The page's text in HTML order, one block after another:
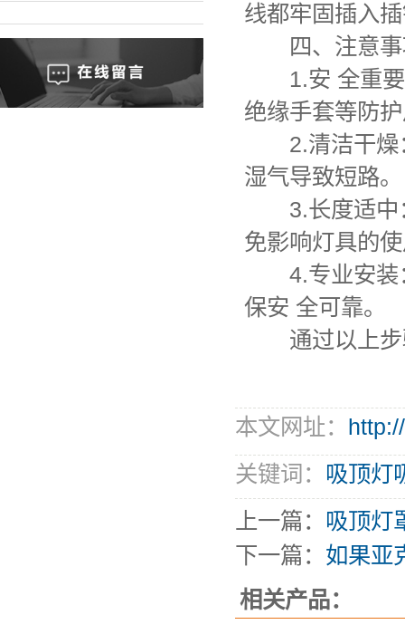
线都牢固插入
四、注意事
1.安 全重要
绝缘手套等防
2.清洁干燥：
湿气导致短路。
3.长度适中：
免影响灯具的
4.专业安装：
保安 全可靠。
通过以上步
本文网址：
关键词： 吸顶灯
上一篇： 吸顶灯
下一篇： 如果亚
相关产品：